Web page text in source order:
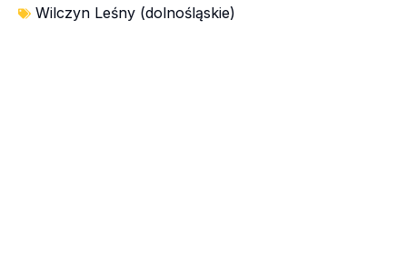
Wilczyn Leśny (dolnośląskie)